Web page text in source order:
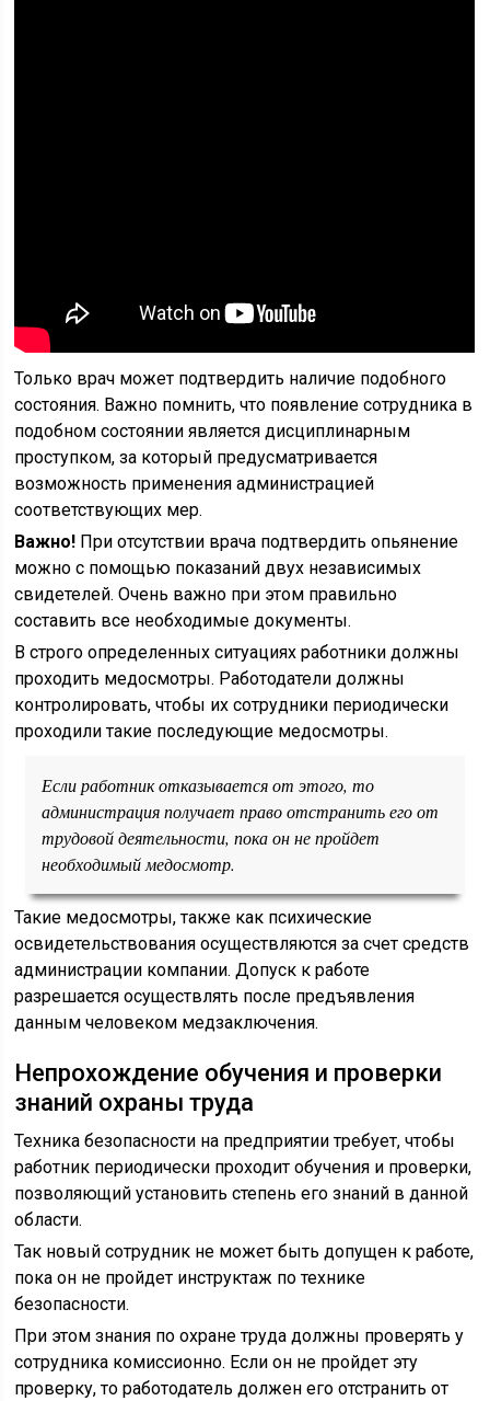
Только врач может подтвердить наличие подобного
состояния. Важно помнить, что появление сотрудника в
подобном состоянии является дисциплинарным
проступком, за который предусматривается
возможность применения администрацией
соответствующих мер.
Важно! При отсутствии врача подтвердить опьянение
можно с помощью показаний двух независимых
свидетелей. Очень важно при этом правильно
составить все необходимые документы.
В строго определенных ситуациях работники должны
проходить медосмотры. Работодатели должны
контролировать, чтобы их сотрудники периодически
проходили такие последующие медосмотры.
Если работник отказывается от этого, то
администрация получает право отстранить его от
трудовой деятельности, пока он не пройдет
необходимый медосмотр.
Такие медосмотры, также как психические
освидетельствования осуществляются за счет средств
администрации компании. Допуск к работе
разрешается осуществлять после предъявления
данным человеком медзаключения.
Непрохождение обучения и проверки
знаний охраны труда
Техника безопасности на предприятии требует, чтобы
работник периодически проходит обучения и проверки,
позволяющий установить степень его знаний в данной
области.
Так новый сотрудник не может быть допущен к работе,
пока он не пройдет инструктаж по технике
безопасности.
При этом знания по охране труда должны проверять у
сотрудника комиссионно. Если он не пройдет эту
проверку, то работодатель должен его отстранить от